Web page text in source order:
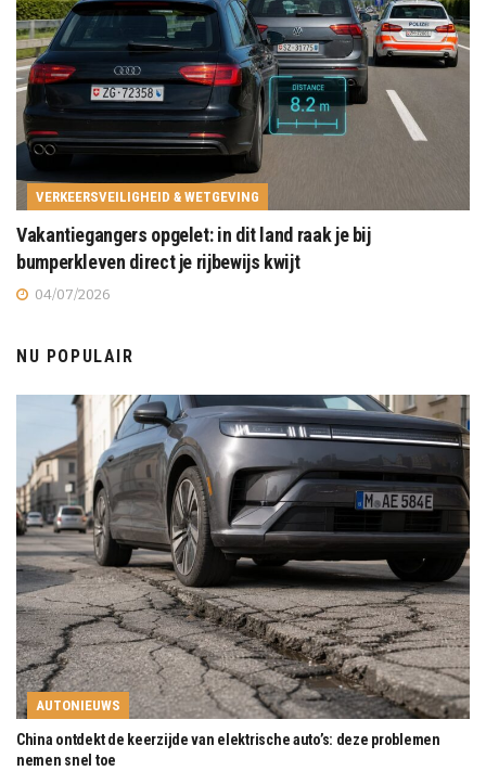
VERKEERSVEILIGHEID & WETGEVING
Vakantiegangers opgelet: in dit land raak je bij
bumperkleven direct je rijbewijs kwijt
04/07/2026
NU POPULAIR
AUTONIEUWS
China ontdekt de keerzijde van elektrische auto’s: deze problemen
nemen snel toe